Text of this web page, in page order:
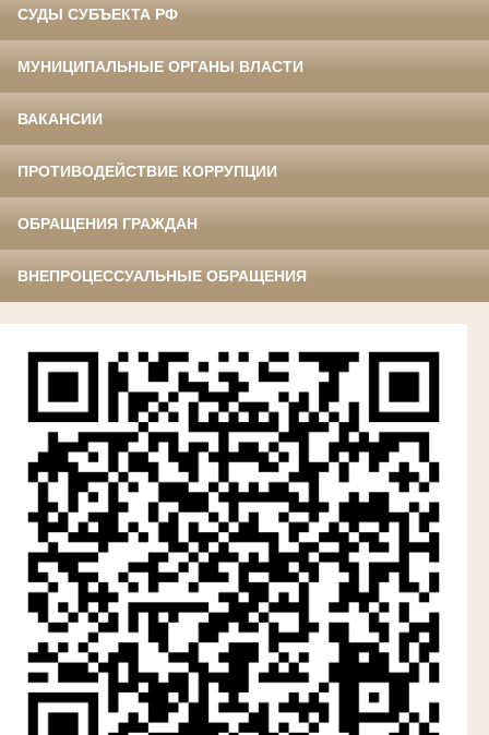
СУДЫ СУБЪЕКТА РФ
МУНИЦИПАЛЬНЫЕ ОРГАНЫ ВЛАСТИ
ВАКАНСИИ
ПРОТИВОДЕЙСТВИЕ КОРРУПЦИИ
ОБРАЩЕНИЯ ГРАЖДАН
ВНЕПРОЦЕССУАЛЬНЫЕ ОБРАЩЕНИЯ